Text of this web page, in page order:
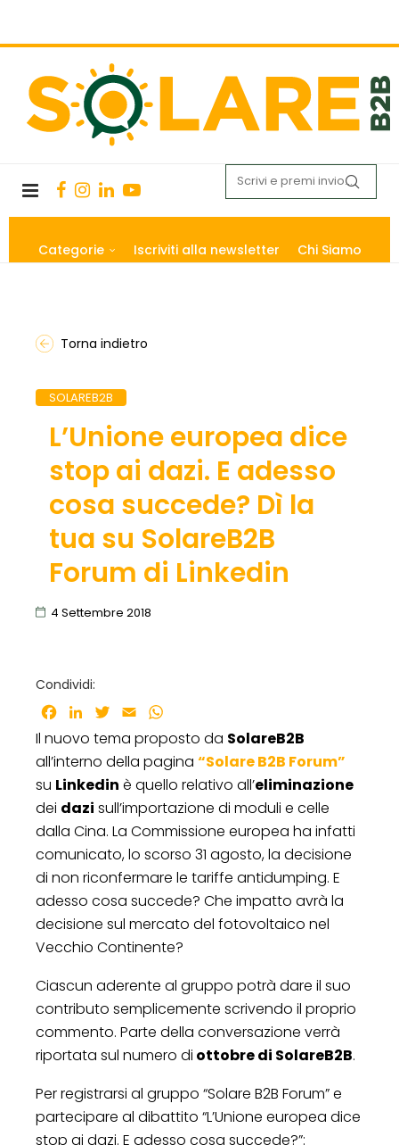
Categorie Iscriviti alla newsletter Chi Siamo
Torna indietro
SOLAREB2B
L’Unione europea dice
stop ai dazi. E adesso
cosa succede? Dì la
tua su SolareB2B
Forum di Linkedin
4 Settembre 2018
Condividi:
Facebook
LinkedInTwitter
Email
Il nuovo tema proposto da SolareB2B
all’interno della pagina “Solare B2B Forum”
su Linkedin è quello relativo all’eliminazione
dei dazi sull’importazione di moduli e celle
dalla Cina. La Commissione europea ha infatti
comunicato, lo scorso 31 agosto, la decisione
di non riconfermare le tariffe antidumping. E
adesso cosa succede? Che impatto avrà la
decisione sul mercato del fotovoltaico nel
Vecchio Continente?
Ciascun aderente al gruppo potrà dare il suo
contributo semplicemente scrivendo il proprio
commento. Parte della conversazione verrà
riportata sul numero di ottobre di SolareB2B.
Per registrarsi al gruppo “Solare B2B Forum” e
partecipare al dibattito “L’Unione europea dice
stop ai dazi. E adesso cosa succede?”: